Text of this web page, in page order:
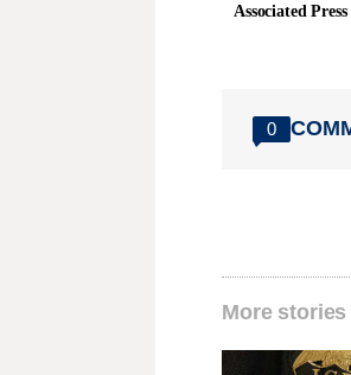
Associated Press
0
More